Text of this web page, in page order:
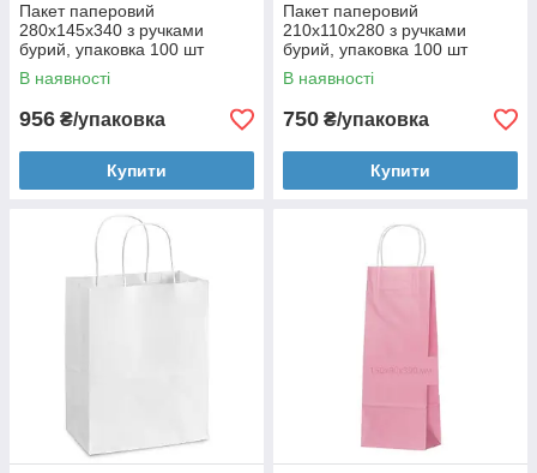
Пакет паперовий
280х145х340 з ручками
бурий, упаковка 100 шт
В наявності
956 ₴/упаковка
Купити
Пакет паперовий
210х110х280 з ручками
бурий, упаковка 100 шт
004200197
В наявності
750 ₴/упаковка
Купити